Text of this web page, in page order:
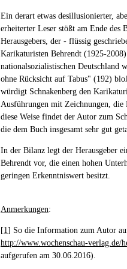
Ein derart etwas desillusionierter,
erheiterter Leser stößt am Ende des
Herausgebers, der - flüssig
Karikaturisten Behrendt (1925-
nationalsozialistischen Deutschland
ohne Rücksicht auf Tabus" (192)
würdigt Schnakenberg den
Ausführungen mit Zeichnungen, die
diese Weise findet der Autor zum
die dem Buch insgesamt sehr gut
In der Bilanz legt der Herausgeber
Behrendt vor, die einen hohen
geringen Erkenntniswert besitzt.
Anmerkungen:
[1] So die Information zum Autor
http://www.wochenschau-
aufgerufen am 30.06.2016).